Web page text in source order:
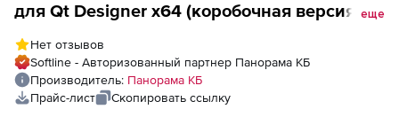
для Qt Designer x64 (коробочная версия),еще
Нет отзывов
Softline - Авторизованный партнер Панорама КБ
Производитель: Панорама КБ
Прайс-лист
Скопировать ссылку